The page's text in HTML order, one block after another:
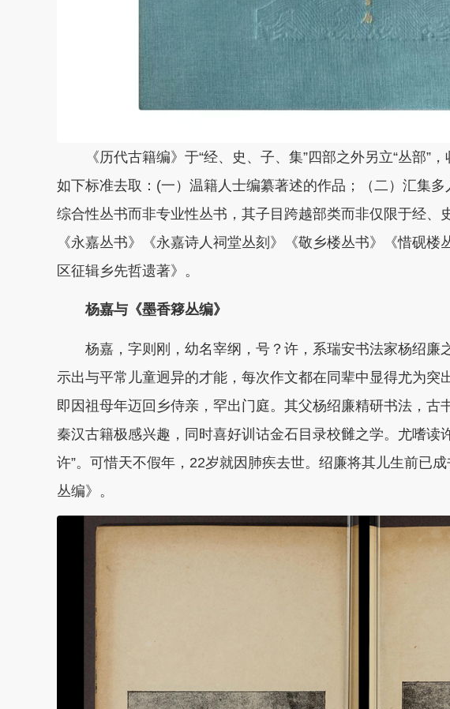
《历代古籍编》于“经、史、子、集”四部之外另立“丛部”
如下标准去取： (一）温籍人士编纂著述的作品； （二）汇集
综合性丛书而非专业性丛书，其子目跨越部类而非仅限于经、
《永嘉丛书》《永嘉诗人祠堂丛刻》《敬乡楼丛书》《惜砚
区征辑乡先哲遗著》。
杨嘉与《墨香簃丛编》
杨嘉，字则刚，幼名宰纲，号？许，系瑞安书法家杨绍廉
示出与平常儿童迥异的才能，每次作文都在同辈中显得尤为突
即因祖母年迈回乡侍亲，罕出门庭。其父杨绍廉精研书法，古
秦汉古籍极感兴趣，同时喜好训诂金石目录校雠之学。尤嗜读
许”。可惜天不假年，22岁就因肺疾去世。绍廉将其儿生前已
丛编》。